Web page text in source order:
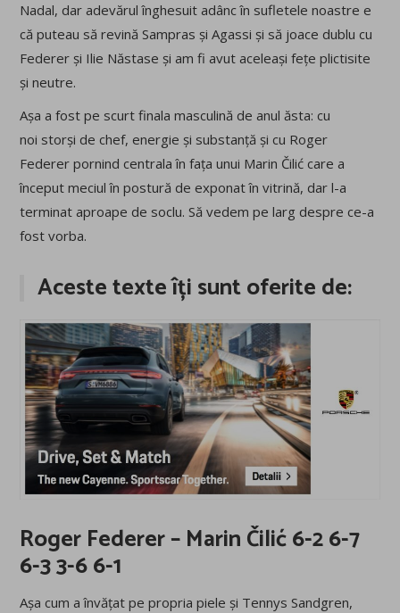
Nadal, dar adevărul înghesuit adânc în sufletele noastre e
că puteau să revină Sampras și Agassi și să joace dublu cu
Federer și Ilie Năstase și am fi avut aceleași fețe plictisite
și neutre.
Așa a fost pe scurt finala masculină de anul ăsta: cu
noi storși de chef, energie și substanță și cu Roger
Federer pornind centrala în fața unui Marin Čilić care a
început meciul în postură de exponat în vitrină, dar l-a
terminat aproape de soclu. Să vedem pe larg despre ce-a
fost vorba.
Aceste texte îți sunt oferite de:
Roger Federer – Marin Čilić 6-2 6-7
6-3 3-6 6-1
Așa cum a învățat pe propria piele și Tennys Sandgren,